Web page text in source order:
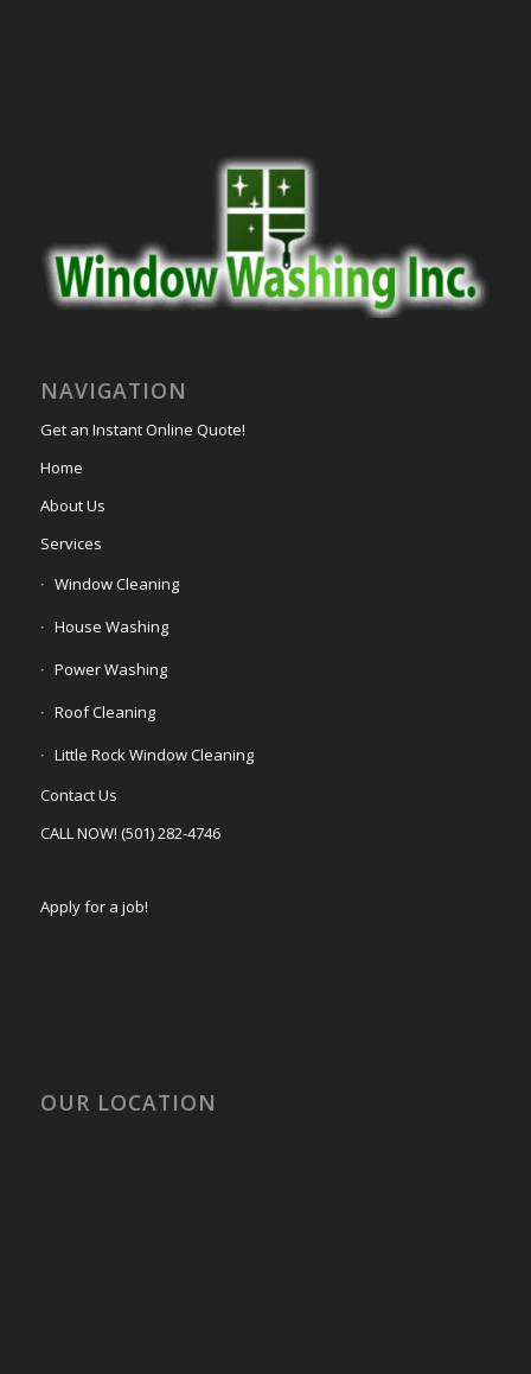
NAVIGATION
Get an Instant Online Quote!
Home
About Us
Services
Window Cleaning
House Washing
Power Washing
Roof Cleaning
Little Rock Window Cleaning
Contact Us
CALL NOW! (501) 282-4746
Apply for a job!
OUR LOCATION